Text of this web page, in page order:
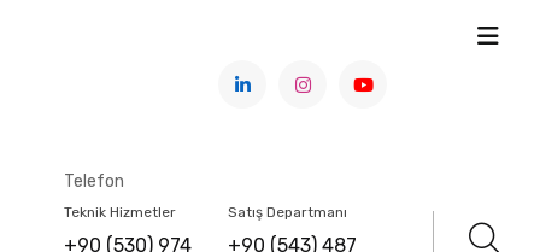
Telefon
Teknik Hizmetler
+90 (530) 974
Satış Departmanı
+90 (543) 487
KUBO